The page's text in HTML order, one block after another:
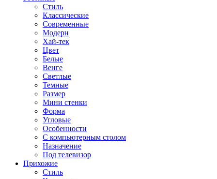
Стиль
Классические
Современные
Модерн
Хай-тек
Цвет
Белые
Венге
Светлые
Темные
Размер
Мини стенки
Форма
Угловые
Особенности
С компьютерным столом
Назначение
Под телевизор
Прихожие
Стиль